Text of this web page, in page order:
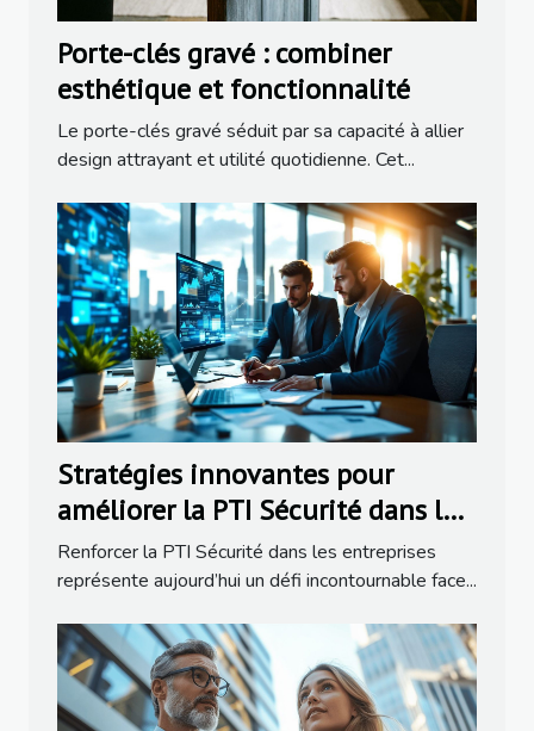
Porte-clés gravé : combiner
esthétique et fonctionnalité
Le porte-clés gravé séduit par sa capacité à allier
design attrayant et utilité quotidienne. Cet...
Stratégies innovantes pour
améliorer la PTI Sécurité dans les
entreprises
Renforcer la PTI Sécurité dans les entreprises
représente aujourd’hui un défi incontournable face...